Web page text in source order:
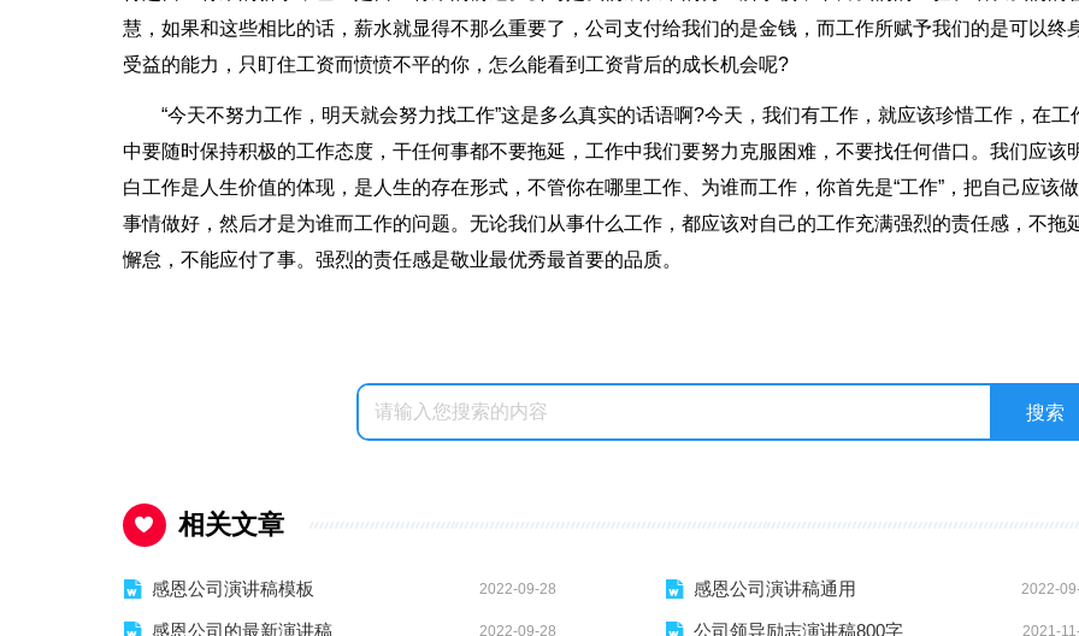
慧，如果和这些相比的话，薪水就显得不那么重要了，公司支付给我们的是金钱，而工作所赋予我们的是可以终
受益的能力，只盯住工资而愤愤不平的你，怎么能看到工资背后的成长机会呢?
“今天不努力工作，明天就会努力找工作”这是多么真实的话语啊?今天，我们有工作，就应该珍惜工作，在工
中要随时保持积极的工作态度，干任何事都不要拖延，工作中我们要努力克服困难，不要找任何借口。我们应该
白工作是人生价值的体现，是人生的存在形式，不管你在哪里工作、为谁而工作，你首先是“工作”，把自己应该
事情做好，然后才是为谁而工作的问题。无论我们从事什么工作，都应该对自己的工作充满强烈的责任感，不拖
懈怠，不能应付了事。强烈的责任感是敬业最优秀最首要的品质。
相关文章
感恩公司演讲稿模板 2022-09-28 感恩公司演讲稿通用 2022-
感恩公司的最新演讲稿 2022-09-28 公司领导励志演讲稿800字 2021-